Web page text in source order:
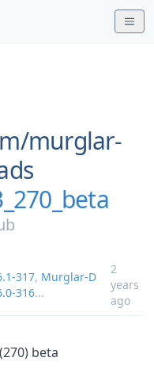
murglar-
317, Murglar-D
316...
2
years
ago
beta